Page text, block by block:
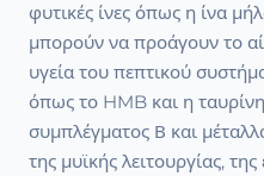
φυτικές ίνες όπως η ίνα
μπορούν να προάγουν το
υγεία του πεπτικού
όπως το HMB και η
συμπλέγματος Β και
της μυϊκής λειτουργίας,